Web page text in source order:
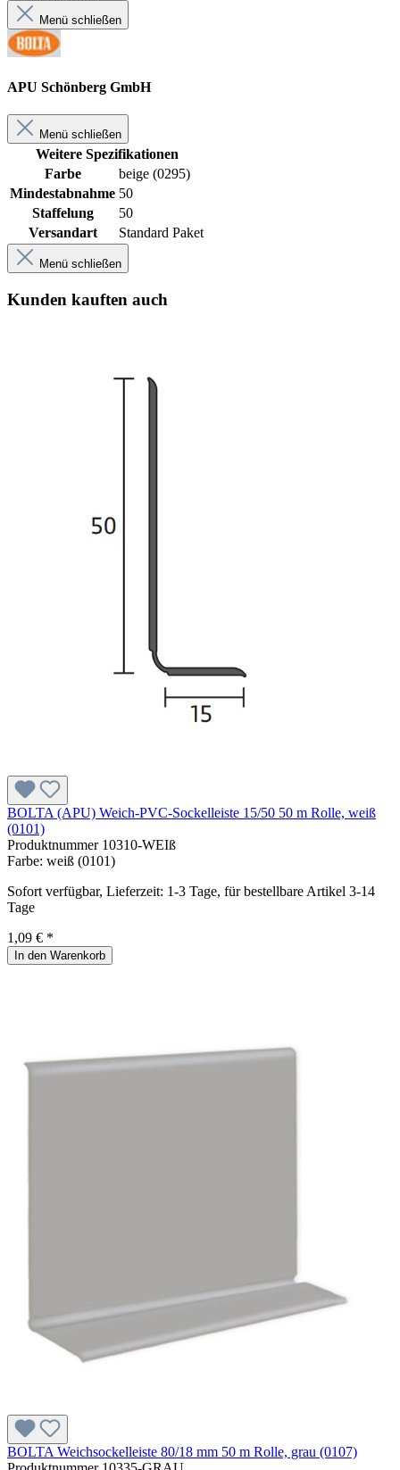
Menü schließen
APU Schönberg GmbH
Menü schließen
Weitere Spezifikationen
Farbe
beige (0295)
Mindestabnahme 50
Staffelung
50
Versandart
Standard Paket
Menü schließen
Kunden kauften auch
BOLTA (APU) Weich-PVC-Sockelleiste 15/50 50 m Rolle, weiß
(0101)
Produktnummer 10310-WEIß
Farbe: weiß (0101)
Sofort verfügbar, Lieferzeit: 1-3 Tage, für bestellbare Artikel 3-14
Tage
1,09 € *
In den Warenkorb
BOLTA Weichsockelleiste 80/18 mm 50 m Rolle, grau (0107)